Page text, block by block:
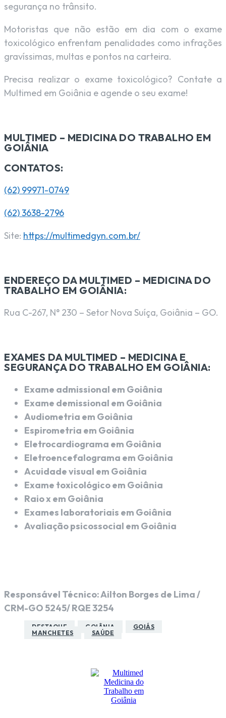
segurança no trânsito.
Motoristas que não estão em dia com o exame
toxicológico enfrentam penalidades como infrações
gravíssimas, multas e pontos na carteira.
Precisa realizar o exame toxicológico? Contate a
Multimed em Goiânia e agende o seu exame!
MULTIMED – MEDICINA DO TRABALHO EM
GOIÂNIA
CONTATOS:
(62) 99971-0749
(62) 3638-2796
Site: https://multimedgyn.com.br/
ENDEREÇO DA MULTIMED – MEDICINA DO
TRABALHO EM GOIÂNIA:
Rua C-267, N° 230 – Setor Nova Suíça, Goiânia – GO.
EXAMES DA MULTIMED – MEDICINA E
SEGURANÇA DO TRABALHO EM GOIÂNIA:
Exame admissional em Goiânia
Exame demissional em Goiânia
Audiometria em Goiânia
Espirometria em Goiânia
Eletrocardiograma em Goiânia
Eletroencefalograma em Goiânia
Acuidade visual em Goiânia
Exame toxicológico em Goiânia
Raio x em Goiânia
Exames laboratoriais em Goiânia
Avaliação psicossocial em Goiânia
Responsável Técnico: Ailton Borges de Lima /
CRM-GO 5245/ RQE 3254
DESTAQUE GOIÂNIA
GOIÁS
MANCHETES
SAÚDE